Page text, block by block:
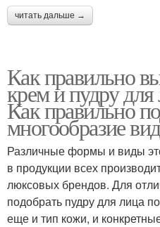
читать дальше →
Как правильно
крем и пудру для
Как правильно
многообразие
Различные формы и виды
в продукции всех
люксовых брендов. Для
подобрать пудру для лица
еще и тип кожи, и